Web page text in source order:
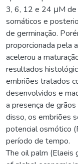
3, 6, 12 e 24 μM de
somáticos e
de germinação.
proporcionada pela
acelerou a
resultados
embriões tratados
desenvolvidos e
a presença de
disso, os embriões
potencial osmótico
período de tempo.
The oil palm (Elaeis